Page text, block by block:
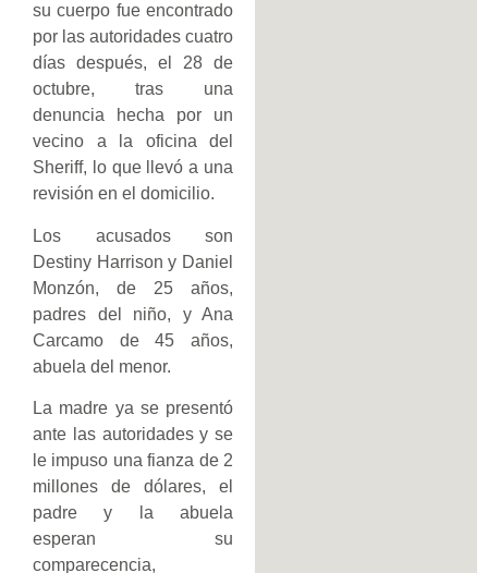
su cuerpo fue encontrado
por las autoridades cuatro
días después, el 28 de
octubre, tras una
denuncia hecha por un
vecino a la oficina del
Sheriff, lo que llevó a una
revisión en el domicilio.
Los acusados son
Destiny Harrison y Daniel
Monzón, de 25 años,
padres del niño, y Ana
Carcamo de 45 años,
abuela del menor.
La madre ya se presentó
ante las autoridades y se
le impuso una fianza de 2
millones de dólares, el
padre y la abuela
esperan su
comparecencia,